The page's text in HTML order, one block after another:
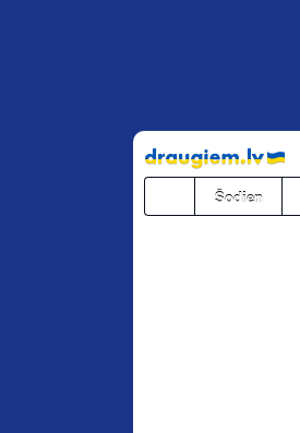
Pāriet
uz
saturu
Šodien